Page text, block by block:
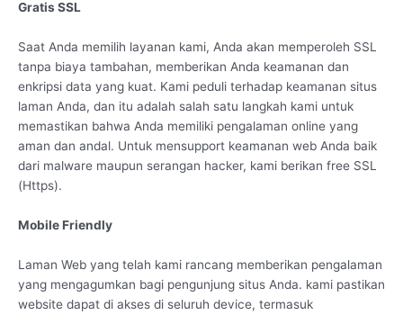
Gratis SSL
Saat Anda memilih layanan kami, Anda akan memperoleh SSL
tanpa biaya tambahan, memberikan Anda keamanan dan
enkripsi data yang kuat. Kami peduli terhadap keamanan situs
laman Anda, dan itu adalah salah satu langkah kami untuk
memastikan bahwa Anda memiliki pengalaman online yang
aman dan andal. Untuk mensupport keamanan web Anda baik
dari malware maupun serangan hacker, kami berikan free SSL
(Https).
Mobile Friendly
Laman Web yang telah kami rancang memberikan pengalaman
yang mengagumkan bagi pengunjung situs Anda. kami pastikan
website dapat di akses di seluruh device, termasuk